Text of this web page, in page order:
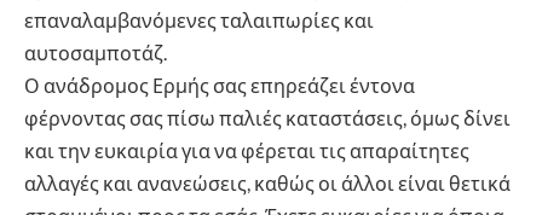
επαναλαμβανόμενες ταλαιπωρίες και
αυτοσαμποτάζ.
Ο ανάδρομος Ερμής σας επηρεάζει έντονα
φέρνοντας σας πίσω παλιές καταστάσεις, όμως δίνει
και την ευκαιρία για να φέρεται τις απαραίτητες
αλλαγές και ανανεώσεις, καθώς οι άλλοι είναι θετικά